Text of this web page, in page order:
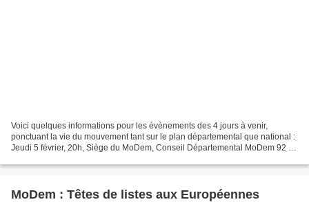
Voici quelques informations pour les évènements des 4 jours à venir,
ponctuant la vie du mouvement tant sur le plan départemental que national :
Jeudi 5 février, 20h, Siège du MoDem, Conseil Départemental MoDem 92 A
MoDem : Têtes de listes aux Européennes